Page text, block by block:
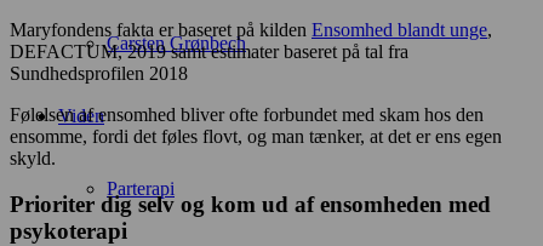
Carsten Grønbech
Viden
Parterapi
Maryfondens fakta er baseret på kilden Ensomhed blandt unge,
DEFACTUM, 2019 samt estimater baseret på tal fra
Sundhedsprofilen 2018
Følelsen af ensomhed bliver ofte forbundet med skam hos den
ensomme, fordi det føles flovt, og man tænker, at det er ens egen
skyld.
Prioriter dig selv og kom ud af ensomheden med
psykoterapi